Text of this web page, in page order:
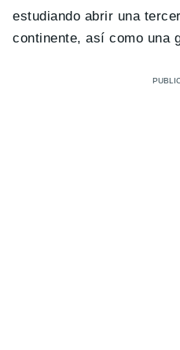
estudiando abrir una
continente, así como una